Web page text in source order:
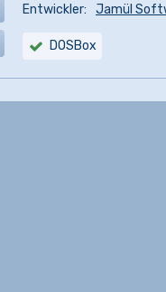
Entwickler:
Jamül
DOSBox